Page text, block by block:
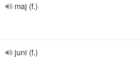
maj (f.)
juni (f.)